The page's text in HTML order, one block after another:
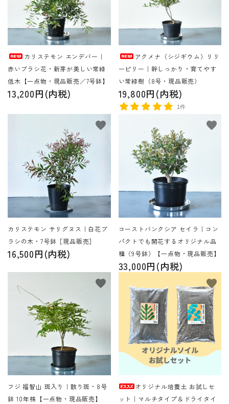
カリステモン エンデバー｜
赤いブラシ花・新芽が美しい常緑
低木【一点物・現品販売／7号鉢】
13,200円(内税)
アクメナ（シジギウム）リリ
ーピリー｜幹しっかり・育てやす
い常緑樹（8号・現品販売）
19,800円(内税)
1件
カリステモン サリグヌス｜白花ブ
ラシの木・7号鉢［現品販売］
16,500円(内税)
favorite
コーストバンクシア セイラ｜コン
パクトでも開花するオリジナル品
種（9号鉢）【一点物・現品販売】
33,000円(内税)
favorite
フジ 福智山 斑入り｜散り斑・8号
鉢 10年株【一点物・現品販売】
favorite
オリジナル培養土 お試しセ
ット｜マルチタイプ＆ドライタイ
favorite